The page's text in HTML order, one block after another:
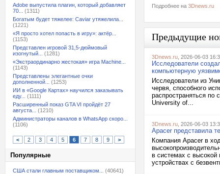
Adobe выпустила плагин, который добавляет
70...
(1311)
Богатым будет тяжелее: Caviar утяжелила...
(1221)
«Я просто хотел попасть в игру»: актёр...
(1153)
Представлен игровой 31,5-дюймовый
изогнутый...
(1281)
«Экстраординарно жестокая» игра Machine...
(1143)
Представлены элегантные очки
дополненной...
(1253)
ИИ в «Google Картах» научился заказывать
еду...
(1111)
Расширенный показ GTA VI пройдёт 27
августа...
(1210)
Администраторы каналов в WhatsApp скоро...
(1106)
< 2 3 4 5 6 7 8 9 >
Популярные
США стали главным поставщиком...
(40641)
Подробнее на 3Dnews.ru
Предыдущие
3Dnews.ru , 2026-06-03
Исследователи
компьютерную
Исследователи из
червя, способного
распространяться по
University of...
3Dnews.ru , 2026-06-03
Apacer представила
Компания Apacer в
в системах с высокой
устройствах с